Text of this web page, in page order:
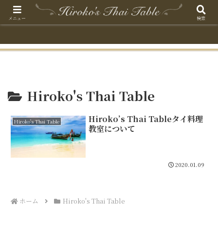
Hiroko's Thai Table
Hiroko's Thai Table
Hiroko’s Thai Tableタイ料理
教室について
2020.01.09
ホーム Hiroko's Thai Table
メニュー 検索